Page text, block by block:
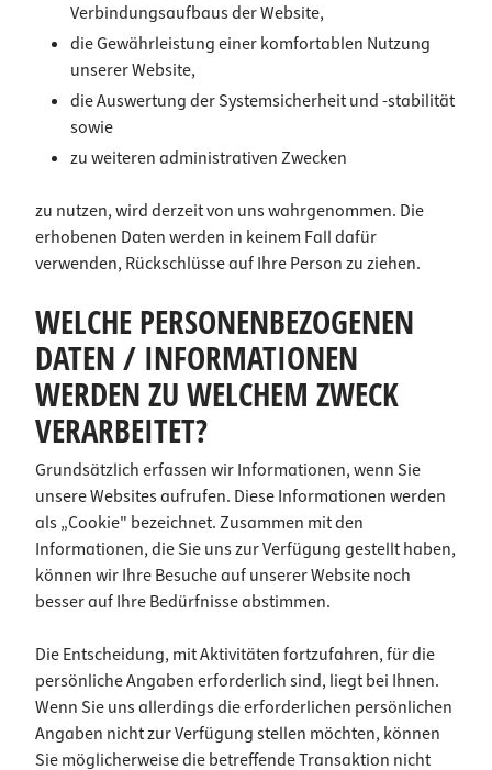
Verbindungsaufbaus der Website,
die Gewährleistung einer komfortablen Nutzung
unserer Website,
die Auswertung der Systemsicherheit und -stabilität
sowie
zu weiteren administrativen Zwecken
zu nutzen, wird derzeit von uns wahrgenommen. Die
erhobenen Daten werden in keinem Fall dafür
verwenden, Rückschlüsse auf Ihre Person zu ziehen.
WELCHE PERSONENBEZOGENEN
DATEN / INFORMATIONEN
WERDEN ZU WELCHEM ZWECK
VERARBEITET?
Grundsätzlich erfassen wir Informationen, wenn Sie
unsere Websites aufrufen. Diese Informationen werden
als „Cookie" bezeichnet. Zusammen mit den
Informationen, die Sie uns zur Verfügung gestellt haben,
können wir Ihre Besuche auf unserer Website noch
besser auf Ihre Bedürfnisse abstimmen.
Die Entscheidung, mit Aktivitäten fortzufahren, für die
persönliche Angaben erforderlich sind, liegt bei Ihnen.
Wenn Sie uns allerdings die erforderlichen persönlichen
Angaben nicht zur Verfügung stellen möchten, können
Sie möglicherweise die betreffende Transaktion nicht